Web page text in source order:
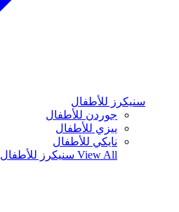
سنيكرز للأطفال
جوردن للأطفال
ييزي للأطفال
نايكي للأطفال
View All سنيكرز للأطفال